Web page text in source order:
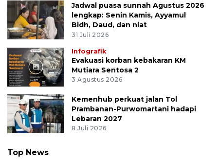
Jadwal puasa sunnah Agustus 2026
lengkap: Senin Kamis, Ayyamul
Bidh, Daud, dan niat
31 Juli 2026
Infografik
Evakuasi korban kebakaran KM
Mutiara Sentosa 2
3 Agustus 2026
Kemenhub perkuat jalan Tol
Prambanan-Purwomartani hadapi
Lebaran 2027
8 Juli 2026
Top News